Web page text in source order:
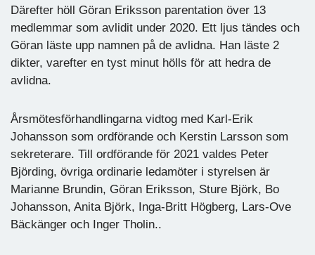
Därefter höll Göran Eriksson parentation över 13
medlemmar som avlidit under 2020. Ett ljus tändes och
Göran läste upp namnen på de avlidna. Han läste 2
dikter, varefter en tyst minut hölls för att hedra de
avlidna.
Årsmötesförhandlingarna vidtog med Karl-Erik
Johansson som ordförande och Kerstin Larsson som
sekreterare. Till ordförande för 2021 valdes Peter
Björding, övriga ordinarie ledamöter i styrelsen är
Marianne Brundin, Göran Eriksson, Sture Björk, Bo
Johansson, Anita Björk, Inga-Britt Högberg, Lars-Ove
Bäckänger och Inger Tholin..